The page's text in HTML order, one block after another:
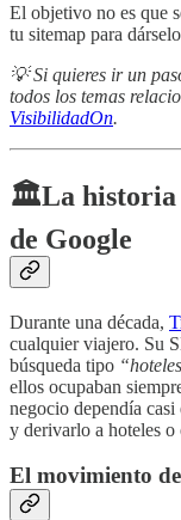
El objetivo no es que
tu sitemap para
💡 Si quieres ir un
todos los temas
VisibilidadOn.
🏛️La historia
de Google
Durante una década,
cualquier viajero. Su
búsqueda tipo
ellos ocupaban
negocio dependía
y derivarlo a hoteles
El movimiento